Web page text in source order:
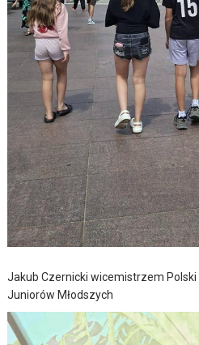
Jakub Czernicki wicemistrzem
Juniorów Młodszych